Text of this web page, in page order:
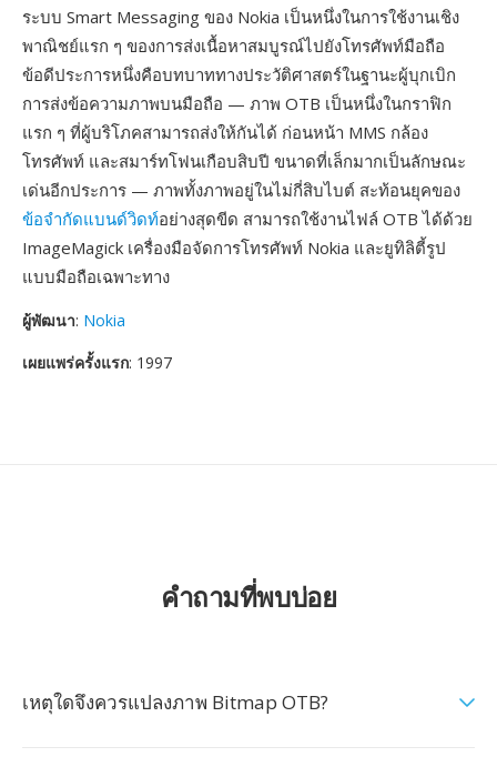
ระบบ Smart Messaging ของ Nokia เป็นหนึ่งในการใช้งานเชิง
พาณิชย์แรก ๆ ของการส่งเนื้อหาสมบูรณ์ไปยังโทรศัพท์มือถือ
ข้อดีประการหนึ่งคือบทบาททางประวัติศาสตร์ในฐานะผู้บุกเบิก
การส่งข้อความภาพบนมือถือ — ภาพ OTB เป็นหนึ่งในกราฟิก
แรก ๆ ที่ผู้บริโภคสามารถส่งให้กันได้ ก่อนหน้า MMS กล้อง
โทรศัพท์ และสมาร์ทโฟนเกือบสิบปี ขนาดที่เล็กมากเป็นลักษณะ
เด่นอีกประการ — ภาพทั้งภาพอยู่ในไม่กี่สิบไบต์ สะท้อนยุคของ
ข้อจำกัดแบนด์วิดท์อย่างสุดขีด สามารถใช้งานไฟล์ OTB ได้ด้วย
ImageMagick เครื่องมือจัดการโทรศัพท์ Nokia และยูทิลิตี้รูป
แบบมือถือเฉพาะทาง
ผู้พัฒนา: Nokia
เผยแพร่ครั้งแรก: 1997
คำถามที่พบบ่อย
เหตุใดจึงควรแปลงภาพ Bitmap OTB?